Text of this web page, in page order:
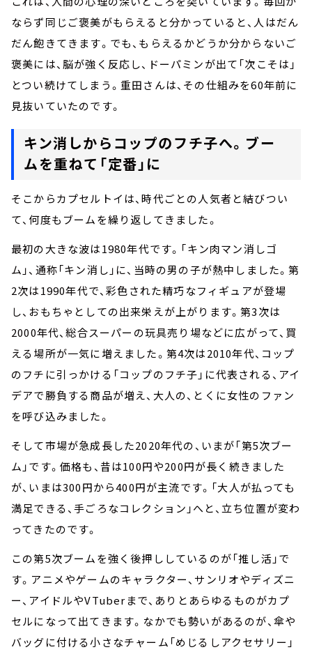
ならず同じご褒美がもらえると分かっていると、人はだん
だん飽きてきます。でも、もらえるかどうか分からないご
褒美には、脳が強く反応し、ドーパミンが出て「次こそは」
とつい続けてしまう。重田さんは、その仕組みを60年前に
見抜いていたのです。
キン消しからコップのフチ子へ。ブー
ムを重ねて「定番」に
そこからカプセルトイは、時代ごとの人気者と結びつい
て、何度もブームを繰り返してきました。
最初の大きな波は1980年代です。「キン肉マン消しゴ
ム」、通称「キン消し」に、当時の男の子が熱中しました。第
2次は1990年代で、彩色された精巧なフィギュアが登場
し、おもちゃとしての出来栄えが上がります。第3次は
2000年代、総合スーパーの玩具売り場などに広がって、買
える場所が一気に増えました。第4次は2010年代、コップ
のフチに引っかける「コップのフチ子」に代表される、アイ
デアで勝負する商品が増え、大人の、とくに女性のファン
を呼び込みました。
そして市場が急成長した2020年代の、いまが「第5次ブー
ム」です。価格も、昔は100円や200円が長く続きました
が、いまは300円から400円が主流です。「大人が払っても
満足できる、手ごろなコレクション」へと、立ち位置が変わ
ってきたのです。
この第5次ブームを強く後押ししているのが「推し活」で
す。アニメやゲームのキャラクター、サンリオやディズニ
ー、アイドルやVTuberまで、ありとあらゆるものがカプ
セルになって出てきます。なかでも勢いがあるのが、傘や
バッグに付ける小さなチャーム「めじるしアクセサリー」